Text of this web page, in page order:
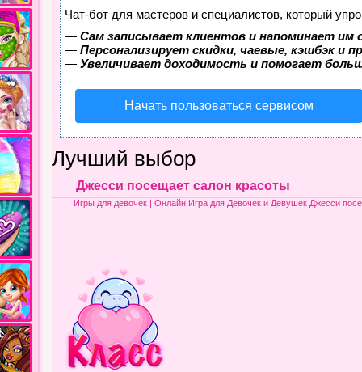
Чат-бот для мастеров и специалистов, который
— Сам записывает клиентов и напоминает им
— Персонализирует скидки, чаевые, кэшбэк и
— Увеличивает доходимость и помогает
Начать пользоваться сервисом
Лучший выбор
Джесси посещает салон красоты
Игры для девочек| Онлайн Игра для Девочек и Девушек Джесси